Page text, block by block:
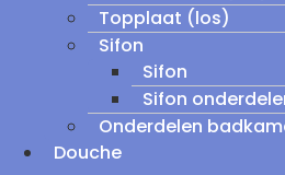
Topplaat (los)
Sifon
Sifon
Sifon
Onderdelen
Douche